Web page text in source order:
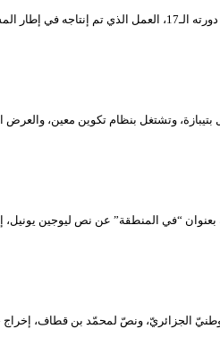
“الساقية.. العظماء لا يموتون”، هو عنوان العرض الذي دخل به مسرح سوق أهراس
ثقافية مسرحية سينمائية، تأسست نهاية سنة 2017، تنشط في مدينة
عشية أمس، خلال البرنامج خارج المنافسة للمهرجان الوطني للمسرح المحترف في
الجزائريّ، ونصّ لمحمّد بن قطاف،